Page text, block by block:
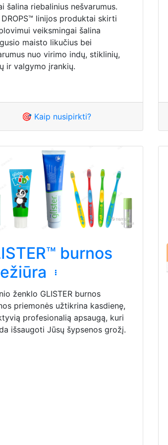
šalina riebalinius nešvarumus.
DROPS™ linijos produktai skirti
veiksmingai šalina
maisto likučius bei
nuo virimo indų, stiklinių,
ir valgymo įrankių.
🎯 Kaip nusipirkti?
burnos
ženklo GLISTER burnos
priemonės užtikrina kasdienę,
profesionalią apsaugą, kuri
išsaugoti Jūsų šypsenos grožį.